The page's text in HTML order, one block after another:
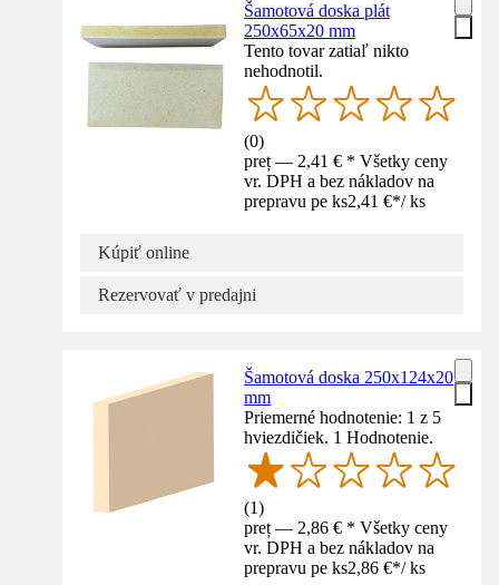
Šamotová doska plát
250x65x20 mm
Tento tovar zatiaľ nikto
nehodnotil.
(0)
preț — 2,41 € * Všetky ceny
vr. DPH a bez nákladov na
prepravu pe ks2,41 €*/ ks
Kúpiť online
Rezervovať v predajni
Šamotová doska 250x124x20
mm
Priemerné hodnotenie: 1 z 5
hviezdičiek. 1 Hodnotenie.
(1)
preț — 2,86 € * Všetky ceny
vr. DPH a bez nákladov na
prepravu pe ks2,86 €*/ ks